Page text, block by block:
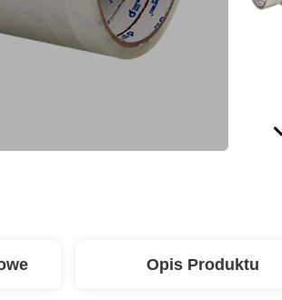
Opis Produktu